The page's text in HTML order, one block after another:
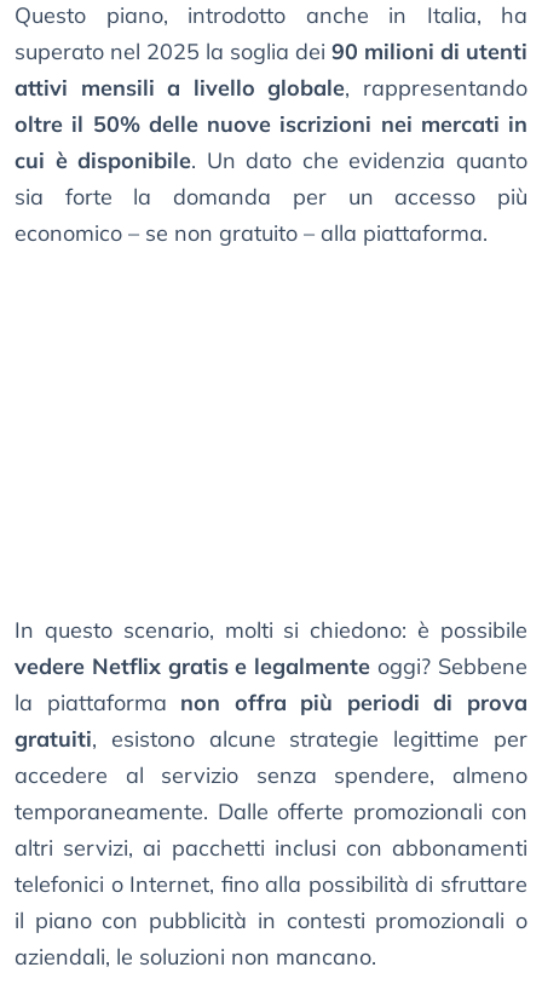
Questo piano, introdotto anche in Italia, ha
superato nel 2025 la soglia dei 90 milioni di utenti
attivi mensili a livello globale, rappresentando
oltre il 50% delle nuove iscrizioni nei mercati in
cui è disponibile. Un dato che evidenzia quanto
sia forte la domanda per un accesso più
economico – se non gratuito – alla piattaforma.
In questo scenario, molti si chiedono: è possibile
vedere Netflix gratis e legalmente oggi? Sebbene
la piattaforma non offra più periodi di prova
gratuiti, esistono alcune strategie legittime per
accedere al servizio senza spendere, almeno
temporaneamente. Dalle offerte promozionali con
altri servizi, ai pacchetti inclusi con abbonamenti
telefonici o Internet, fino alla possibilità di sfruttare
il piano con pubblicità in contesti promozionali o
aziendali, le soluzioni non mancano.